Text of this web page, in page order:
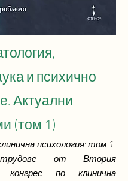
и психично
Актуални
(том 1)
психология: том 1.
от Втория
конгрес по клинична